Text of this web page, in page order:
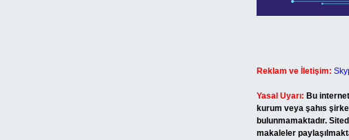
Reklam ve İletişim:
Yasal Uyarı: Bu
kurum veya şahıs
bulunmamaktadır.
makaleler